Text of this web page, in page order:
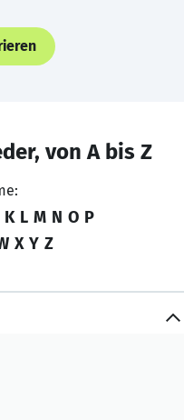
von A bis Z
K L M N O P
X Y Z